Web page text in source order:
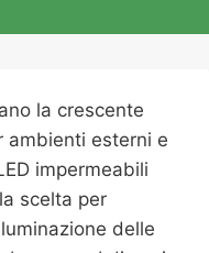
la crescente
ambienti esterni e
impermeabili
scelta per
delle